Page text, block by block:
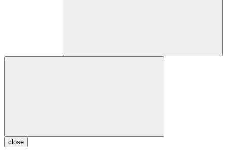
close